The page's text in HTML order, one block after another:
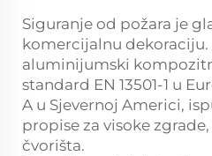
Siguranje od požara je
komercijalnu dekoraciju.
aluminijumski
standard EN 13501-1 u
A u Sjevernoj Americi,
propise za visoke
čvorišta.